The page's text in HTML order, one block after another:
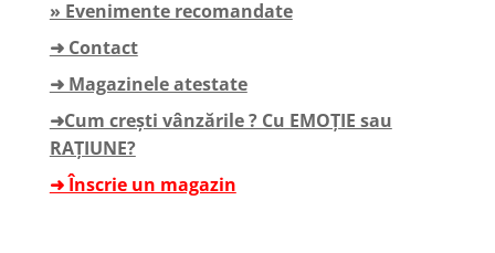
» Evenimente recomandate
➜ Contact
➜ Magazinele atestate
➜Cum crești vânzările ? Cu EMOȚIE sau
RAȚIUNE?
➜ Înscrie un magazin